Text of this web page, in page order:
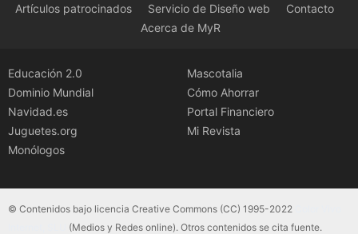
Artículos patrocinados Servicio de Diseño web
Contacto
Acerca de MyR
Educación 2.0
Dominio Mundial
Navidad.es
Juguetes.org
Monólogos
Mascotalia
Cómo Ahorrar
Portal Financiero
Mi Revista
© Contenidos bajo licencia Creative Commons (CC) 1995-2022
(Medios y Redes online). Otros contenidos se cita fuente.